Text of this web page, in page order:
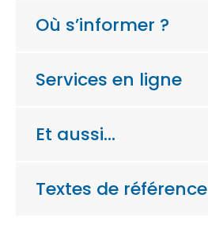
Où s’informer ?
Services en ligne
Et aussi…
Textes de référence